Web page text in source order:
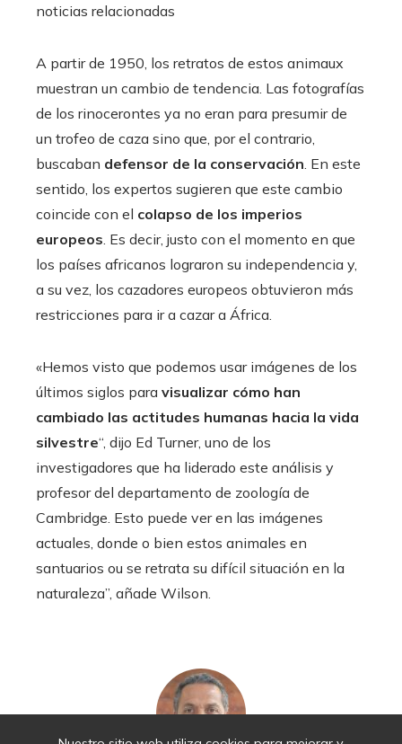
noticias relacionadas
A partir de 1950, los retratos de estos animaux
muestran un cambio de tendencia. Las fotografías
de los rinocerontes ya no eran para presumir de
un trofeo de caza sino que, por el contrario,
buscaban defensor de la conservación . En este
sentido, los expertos sugieren que este cambio
coincide con el colapso de los imperios
europeos . Es decir, justo con el momento en que
los países africanos lograron su independencia y,
a su vez, los cazadores europeos obtuvieron más
restricciones para ir a cazar a África.
«Hemos visto que podemos usar imágenes de los
últimos siglos para visualizar cómo han
cambiado las actitudes humanas hacia la vida
silvestre“, dijo Ed Turner, uno de los
investigadores que ha liderado este análisis y
profesor del departamento de zoología de
Cambridge. Esto puede ver en las imágenes
actuales, donde o bien estos animales en
santuarios ou se retrata su difícil situación en la
naturaleza”, añade Wilson.